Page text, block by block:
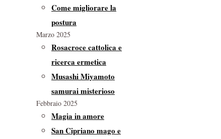
Come migliorare la
postura
Marzo 2025
Rosacroce cattolica e
ricerca ermetica
Musashi Miyamoto
samurai misterioso
Febbraio 2025
Magia in amore
San Cipriano mago e